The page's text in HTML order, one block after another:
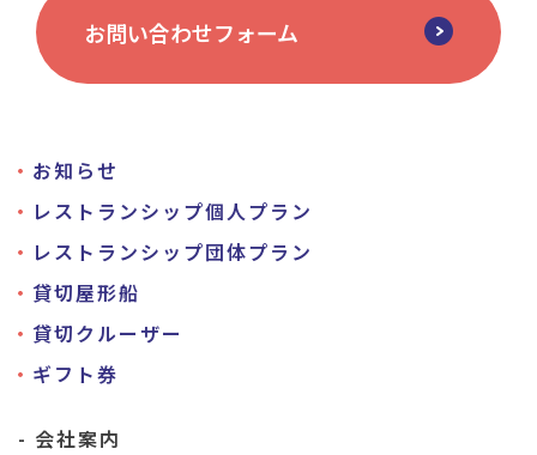
お問い合わせフォーム
お知らせ
レストランシップ個人プラン
レストランシップ団体プラン
貸切屋形船
貸切クルーザー
ギフト券
会社案内